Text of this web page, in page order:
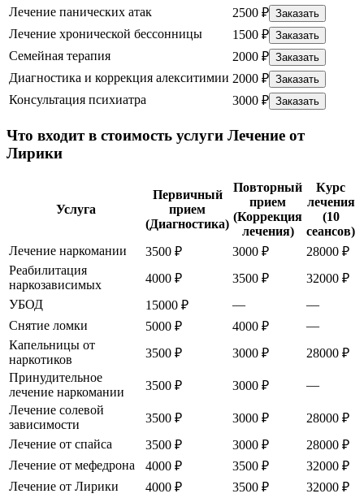
Лечение панических атак 2500 ₽ Заказать
Лечение хронической бессонницы 1500 ₽ Заказать
Семейная терапия 2000 ₽ Заказать
Диагностика и коррекция алекситимии 2000 ₽ Заказать
Консультация психиатра 3000 ₽ Заказать
Что входит в стоимость услуги Лечение от
Лирики
Услуга
Первичный
прием
(Диагностика)
Повторный
прием
(Коррекция
лечения)
Курс
лечения
(10
сеансов)
Лечение наркомании
3500 ₽ 3000 ₽
28000 ₽
Реабилитация
наркозависимых
4000 ₽ 3500 ₽
32000 ₽
УБОД
15000 ₽ —
—
Снятие ломки
5000 ₽ 4000 ₽
—
Капельницы от
наркотиков
3500 ₽ 3000 ₽
28000 ₽
Принудительное
лечение наркомании
3500 ₽ 3000 ₽
—
Лечение солевой
зависимости
3500 ₽ 3000 ₽
28000 ₽
Лечение от спайса
3500 ₽ 3000 ₽
28000 ₽
Лечение от мефедрона
4000 ₽ 3500 ₽
32000 ₽
Лечение от Лирики
4000 ₽ 3500 ₽
32000 ₽